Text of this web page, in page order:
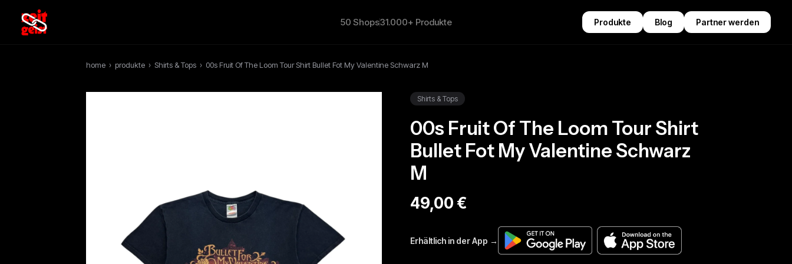
50 Shops31.000+ Produkte Produkte Blog Partner werden
home › produkte › Shirts & Tops › 00s Fruit Of The Loom Tour Shirt Bullet Fot My Valentine Schwarz M
Shirts & Tops
00s Fruit Of The Loom Tour Shirt
Bullet Fot My Valentine Schwarz
M
49,00 €